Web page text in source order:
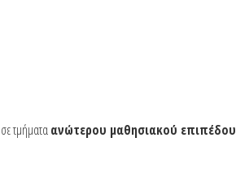
τμήματαανώτερου μαθησιακού επιπέδου